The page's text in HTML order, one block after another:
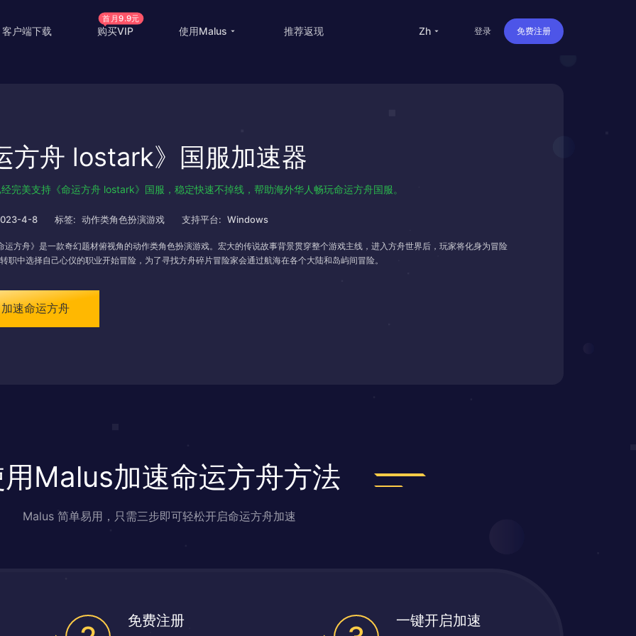
客户端下载 购买VIP
首月9.9元
使用Malus
教育优惠 出国旅行
推荐返现 zh 登录 免费注册
方舟 lostark》国服加速器
完美支持《命运方舟 lostark》国服，稳定快速不掉线，帮助海外华人畅玩命运方舟国服。
4-8 标签: 动作类角色扮演游戏 支持平台: Windows
运方舟》是一款奇幻题材俯视角的动作类角色扮演游戏。宏大的传说故事背景贯穿整个游戏主线，进入方舟世界后，玩家将化身为冒险
职中选择自己心仪的职业开始冒险，为了寻找方舟碎片冒险家会通过航海在各个大陆和岛屿间冒险。
速命运方舟
Malus加速命运方舟方法
Malus 简单易用，只需三步即可轻松开启命运方舟加速
免费注册 一键开启加速